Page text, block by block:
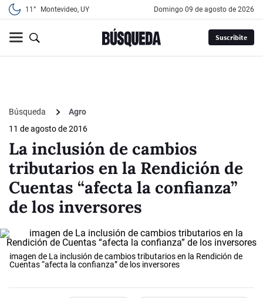
11° Montevideo, UY domingo 09 de agosto de 2026
Suscribite
Búsqueda
Agro
11 de agosto de 2016
La inclusión de cambios
tributarios en la Rendición de
Cuentas “afecta la confianza”
de los inversores
imagen de La inclusión de cambios tributarios en la Rendición de
Cuentas “afecta la confianza” de los inversores